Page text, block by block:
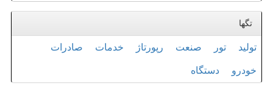
تگها
تولید تور صنعت رپورتاژ خدمات صادرات
خودرو دستگاه